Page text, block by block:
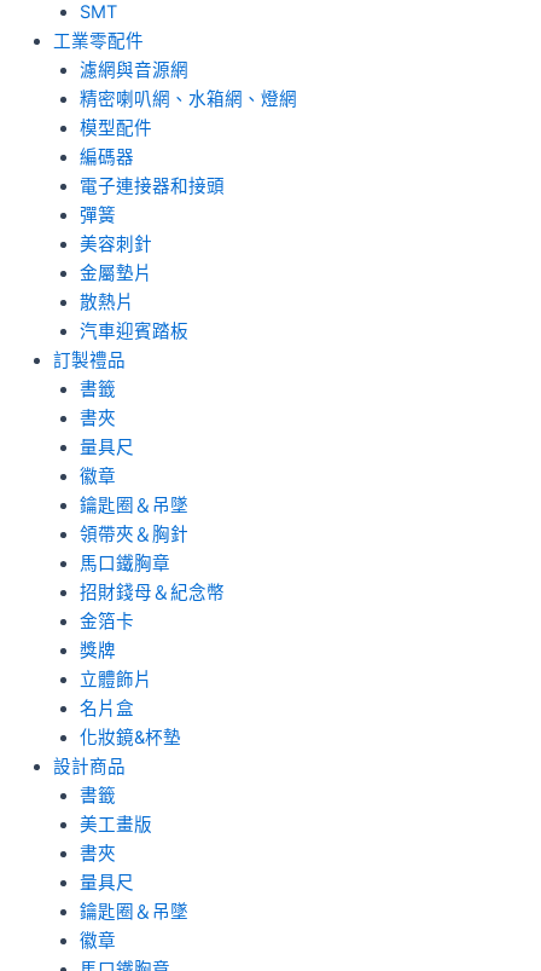
SMT
工業零配件
濾網與音源網
精密喇叭網、水箱網、燈網
模型配件
編碼器
電子連接器和接頭
彈簧
美容刺針
金屬墊片
散熱片
汽車迎賓踏板
訂製禮品
書籤
書夾
量具尺
徽章
鑰匙圈＆吊墜
領帶夾＆胸針
馬口鐵胸章
招財錢母＆紀念幣
金箔卡
獎牌
立體飾片
名片盒
化妝鏡&杯墊
設計商品
書籤
美工畫版
書夾
量具尺
鑰匙圈＆吊墜
徽章